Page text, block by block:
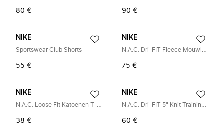
80 € 90 €
NIKE
Sportswear Club Shorts
55 €
NIKE
N.A.C. Dri-FIT Fleece Mouwloze Training Hoodie
75 €
NIKE
N.A.C. Loose Fit Katoenen T-shirt
38 €
NIKE
N.A.C. Dri-FIT 5" Knit Trainingsbroek
60 €